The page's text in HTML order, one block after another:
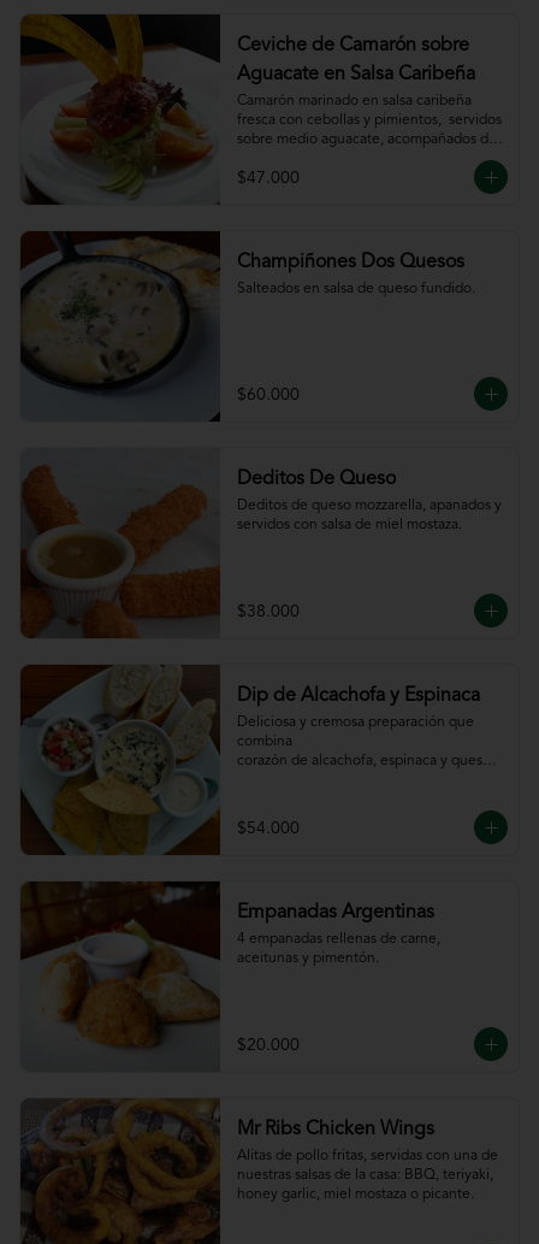
Ceviche de Camarón sobre
Aguacate en Salsa Caribeña
Camarón marinado en salsa caribeña
fresca con cebollas y pimientos,  servidos
sobre medio aguacate, acompañados de
$47.000
Champiñones Dos Quesos
Salteados en salsa de queso fundido.
$60.000
Deditos De Queso
Deditos de queso mozzarella, apanados y
servidos con salsa de miel mostaza.
$38.000
Dip de Alcachofa y Espinaca
Deliciosa y cremosa preparación que
combina
corazón de alcachofa, espinaca y queso,
pan
de la casa
$54.000
Empanadas Argentinas
4 empanadas rellenas de carne,
aceitunas y pimentón.
$20.000
Mr Ribs Chicken Wings
Alitas de pollo fritas, servidas con una de
nuestras salsas de la casa: BBQ, teriyaki,
honey garlic, miel mostaza o picante.